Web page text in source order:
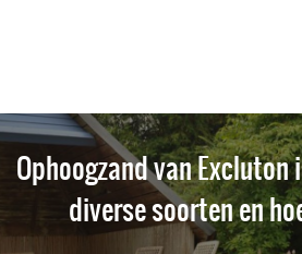
Ophoogzand van
diverse soorten en